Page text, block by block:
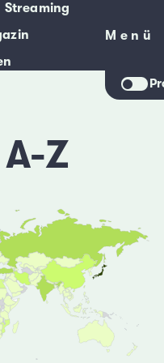
Streaming
Menü
Menü
Z